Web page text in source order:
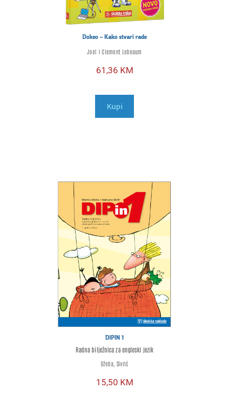
Dokeo – Kako stvari rade
Joel i Clement Lebeaum
61,36 KM
Kupi
DIPIN 1
Radna bilježnica za engleski jezik
Džeba, Sivrić
15,50 KM